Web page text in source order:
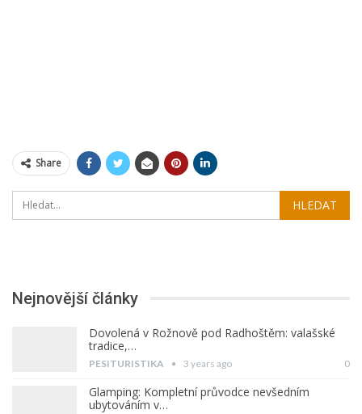
Share
Nejnovější články
Dovolená v Rožnově pod Radhoštěm: valašské
tradice,…
PESITURISTIKA 3 years ago 0
Glamping: Kompletní průvodce nevšedním
ubytováním v…